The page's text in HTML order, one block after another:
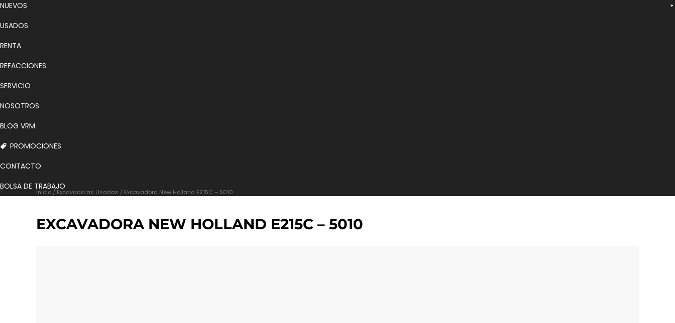
NUEVOS
USADOS
RENTA
REFACCIONES
SERVICIO
NOSOTROS
BLOG VRM
PROMOCIONES
CONTACTO
BOLSA DE TRABAJO
Inicio / Excavadoras Usadas / Excavadora New Holland E215C – 5010
EXCAVADORA NEW HOLLAND E215C – 5010